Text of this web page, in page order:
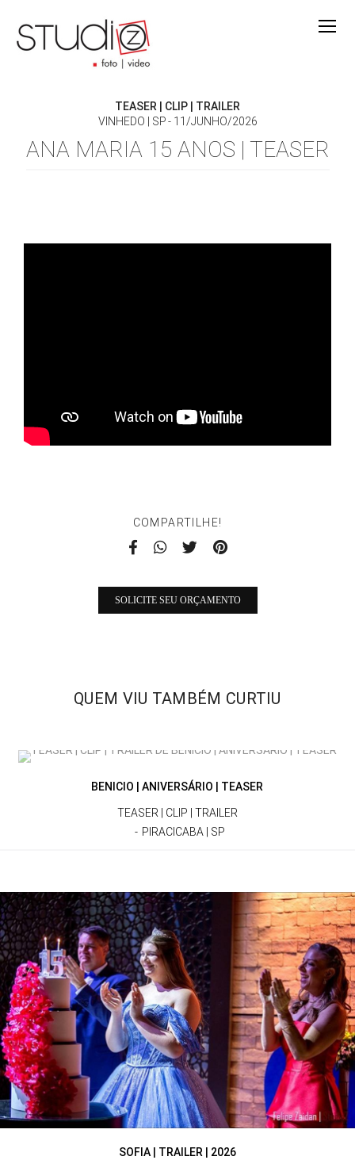
TEASER | CLIP | TRAILER
VINHEDO | SP
11/JUNHO/2026
ANA MARIA 15 ANOS | TEASER
COMPARTILHE!
SOLICITE SEU ORÇAMENTO
QUEM VIU TAMBÉM CURTIU
BENICIO | ANIVERSÁRIO | TEASER
TEASER | CLIP | TRAILER
PIRACICABA | SP
SOFIA | TRAILER | 2026